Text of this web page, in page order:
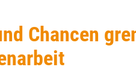
Chancen